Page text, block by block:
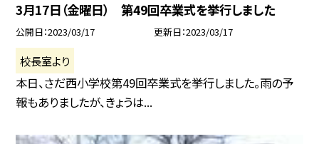
3月17日（金曜日） 第49回卒業式を挙行しました
公開日 2023/03/17 更新日 2023/03/17
校長室より
本日、さだ西小学校第49回卒業式を挙行しました。雨の予
報もありましたが、きょうは...